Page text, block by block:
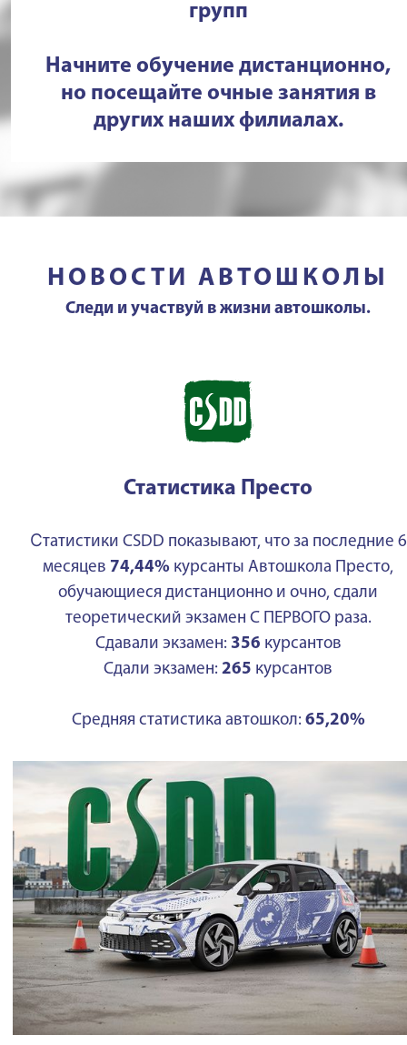
групп
Начните обучение дистанционно,
но посещайте очные занятия в
других наших филиалах.
НОВОСТИ АВТОШКОЛЫ
Следи и участвуй в жизни автошколы.
Статистика Престо
Статистики CSDD показывают, что за последние 6
месяцев 74,44% курсанты Автошкола Престо,
обучающиеся дистанционно и очно, сдали
теоретический экзамен С ПЕРВОГО раза.
Сдавали экзамен: 356 курсантов
Сдали экзамен: 265 курсантов
Средняя статистика автошкол: 65,20%